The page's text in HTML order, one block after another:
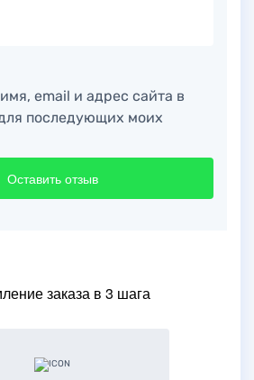
email и адрес сайта в
последующих моих
заказа в 3 шага